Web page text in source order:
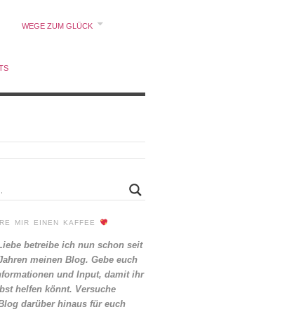
WEGE ZUM GLÜCK
MIR EINEN KAFFEE
betreibe ich nun schon seit
meinen Blog. Gebe euch
und Input, damit ihr
helfen könnt. Versuche
darüber hinaus für euch